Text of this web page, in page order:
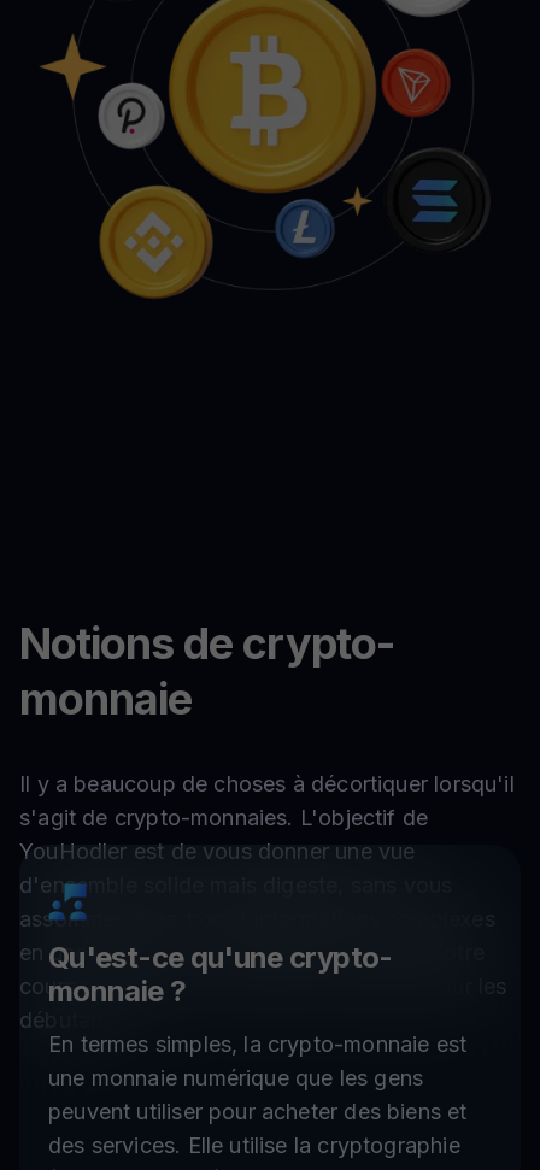
Notions de crypto-
monnaie
Il y a beaucoup de choses à décortiquer lorsqu'il
s'agit de crypto-monnaies. L'objectif de
YouHodler est de vous donner une vue
d'ensemble solide mais digeste, sans vous
assommer avec trop d'informations complexes
en une seule fois. Considérez-le comme votre
cours accéléré sur les crypto-monnaies pour les
débutants !
Qu'est-ce qu'une crypto-
monnaie ?
En termes simples, la crypto-monnaie est
une monnaie numérique que les gens
peuvent utiliser pour acheter des biens et
des services. Elle utilise la cryptographie